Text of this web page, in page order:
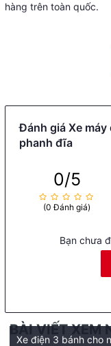
hàng trên toàn quốc.
Xe máy
Xe điện Gogo Max
là
năm 2023 với một số
khung nhôm chắc
THIẾT KẾ
vẫn giữ
đại từ các thế hệ
pha sử dụng công
Đánh giá Xe
phanh đĩa
0/5
(0 Đánh giá)
Bạn chưa
BÀI VIẾT XEM
Xe điện 3 bánh cho